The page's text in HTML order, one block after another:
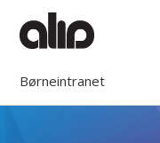
Børneintranet